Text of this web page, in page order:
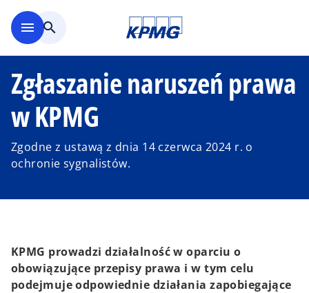
menu search
Zgłaszanie naruszeń prawa
w KPMG
Zgodne z ustawą z dnia 14 czerwca 2024 r. o
ochronie sygnalistów.
KPMG prowadzi działalność w oparciu o
obowiązujące przepisy prawa i w tym celu
podejmuje odpowiednie działania zapobiegające